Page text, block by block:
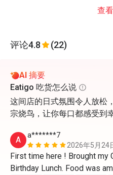
查
评论4.8 (22)
AI 摘要
Eatigo 吃货怎么说
这间店的日式氛围令人放松
宗烧鸟，让你每口都感受到
A
a*******7
2026年5月24
First time here ! Brought my
Birthday Lunch. Food was